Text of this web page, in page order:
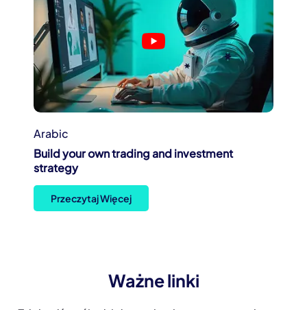
Arabic
Build your own trading and investment
strategy
Przeczytaj Więcej
Ważne linki